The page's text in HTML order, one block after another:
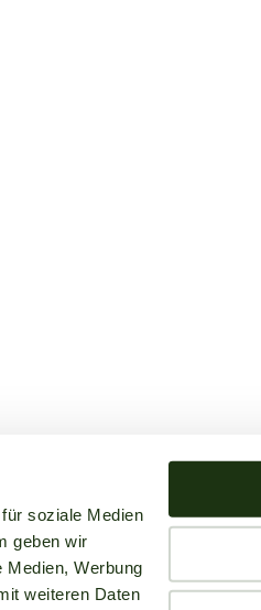
soziale Medien
geben wir
Medien, Werbung
weiteren Daten